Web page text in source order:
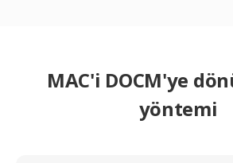
MAC'i DOCM'ye
yöntemi